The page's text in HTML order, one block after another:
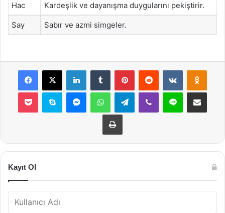
Hac Kardeşlik ve dayanışma duygularını pekiştirir.
Say Sabır ve azmi simgeler.
Facebook
X LinkedInTumblr PinterestReddit VKontakte
Pocket Skype MessengerWhatsAppTelegramViber Line E-Posta ile
Yazdır
Kayıt Ol